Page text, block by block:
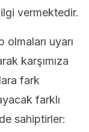
vermektedir.
uyarı
karşımıza
fark
farklı
sahiptirler: